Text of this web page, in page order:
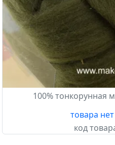
100% тонкорунная
товара
код